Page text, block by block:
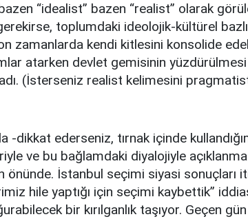
“idealist” bazen “realist” olarak
toplumdaki ideolojik-kültürel
zamanlarda kendi kitlesini konsolide
atarken devlet gemisinin
(İsterseniz realist kelimesini
-dikkat ederseniz, tırnak içinde
ve bu bağlamdaki diyalojiyle
İstanbul seçimi siyasi sonuçları
hile yaptığı için seçimi kaybettik”
bir kırılganlık taşıyor. Geçen